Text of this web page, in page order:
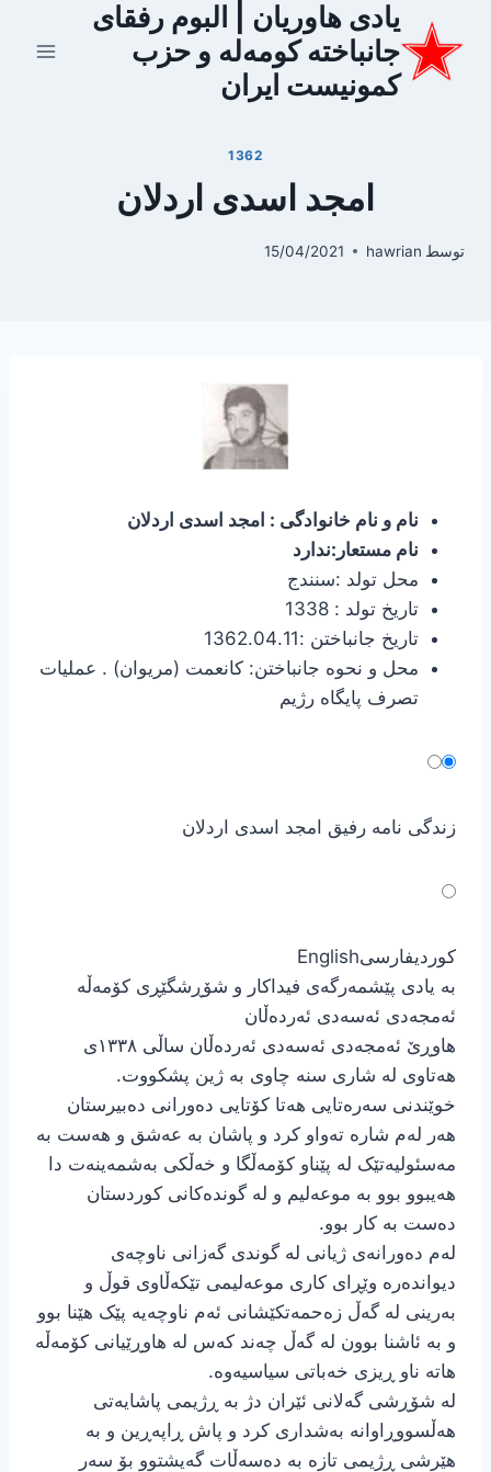
محتوا
یادی هاوریان | البوم رفقای
جانباخته کومه‌له و حزب
کمونیست ایران
1362
امجد اسدی اردلان
توسط hawrian
15/04/2021
نام و نام خانوادگی : امجد اسدی اردلان
نام مستعار:ندارد
محل تولد :سنندج
تاریخ تولد : 1338
تاریخ جانباختن :1362.04.11
محل و نحوه جانباختن: کانعمت (مریوان) . عملیات
تصرف پایگاه رژیم
زندگی نامه رفیق امجد اسدی اردلان
کوردیفارسیEnglish
بە یادی پێشمەرگەی فیداکار و شۆڕشگێڕی کۆمەڵە
ئەمجەدی ئەسەدی ئەردەڵان
هاوڕێ ئەمجەدی ئەسەدی ئەردەڵان ساڵی ١٣٣٨ی
هەتاوی لە شاری سنە چاوی بە ژین پشکووت.
خوێندنی سەرەتایی هەتا کۆتایی دەورانی دەبیرستان
هەر لەم شارە تەواو کرد و پاشان بە عەشق و هەست بە
مەسئولیەتێک لە پێناو کۆمەڵگا و خەڵکی بەشمەینەت دا
هەیبوو بوو بە موعەلیم و لە گوندەکانی کوردستان
دەست بە کار بوو.
لەم دەورانەی ژیانی لە گوندی گەزانی ناوچەی
دیواندەرە وێڕای کاری موعەلیمی تێکەڵاوی قوڵ و
بەرینی لە گەڵ زەحمەتکێشانی ئەم ناوچەیە پێک هێنا بوو
و بە ئاشنا بوون لە گەڵ چەند کەس لە هاوڕێیانی کۆمەڵە
هاتە ناو ڕیزی خەباتی سیاسیەوە.
لە شۆڕشی گەلانی ئێران دژ بە ڕژیمی پاشایەتی
هەڵسووڕاوانە بەشداری کرد و پاش ڕاپەڕین و بە
هێرشی ڕژیمی تازە بە دەسەڵات گەیشتوو بۆ سەر